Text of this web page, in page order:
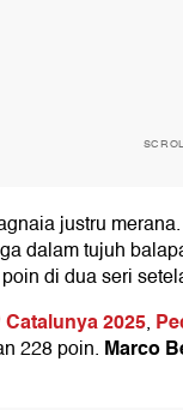
justru
dalam tujuh
di dua seri
Catalunya 2025,
228 poin. Marco